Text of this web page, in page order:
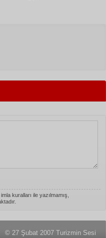
kuralları ile yazılmamış,
© 27 Şubat 2007 Turizmin Sesi